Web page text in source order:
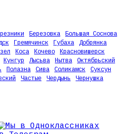
Березовка
Большая Соснова
Гремячинск Губаха
Добрянка
Коса Кочево
Красновишерск
Кунгур Лысьва Нытва
Октябрьский
Полазна Сива Соликамск
Суксун
Частые Чердынь
Чернушка